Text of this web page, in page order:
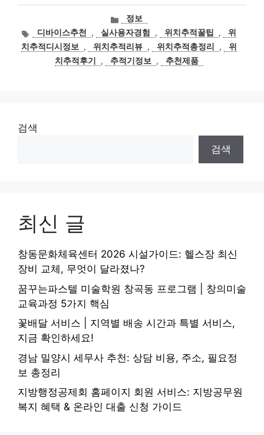
카
테
고
리
정보
태
그
디바이스추천 , 실사용자경험 , 위치추적꿀팁 ,
위
치추적디시정보
, 위치추적리뷰 , 위치추적총정리 ,
위
치추적후기
, 추적기정보 , 추천제품
검색
검색
최신 글
창동문화체육센터 2026 시설가이드: 헬스장 최신
장비 교체, 무엇이 달라졌나?
꿈꾸는파스텔 미술학원 창곡동 프로그램 | 창의미술
교육과정 5가지 핵심
꽃배달 서비스 | 지역별 배송 시간과 특별 서비스,
지금 확인하세요!
경남 밀양시 세무사 추천: 상담 비용, 주소, 필요정
보 총정리
지방행정공제회 홈페이지 회원 서비스: 지방공무원
복지 혜택 & 온라인 대출 신청 가이드